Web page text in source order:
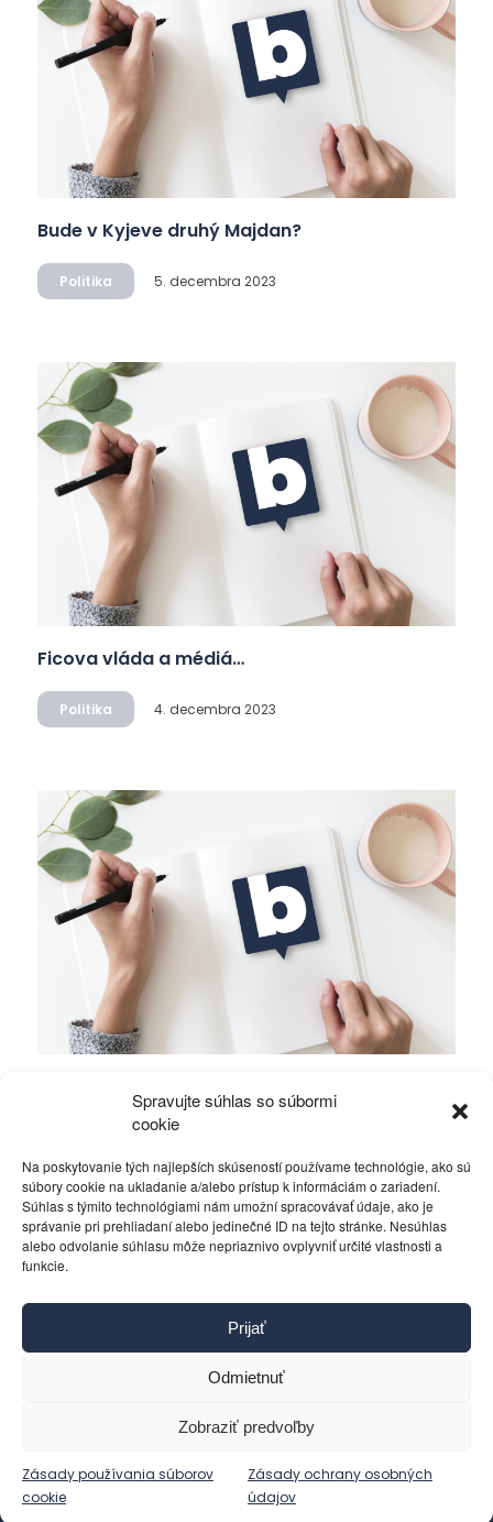
Spravujte súhlas so súbormi
cookie
Na poskytovanie tých najlepších skúseností používame technológie, ako sú
súbory cookie na ukladanie a/alebo prístup k informáciám o zariadení.
Súhlas s týmito technológiami nám umožní spracovávať údaje, ako je
správanie pri prehliadaní alebo jedinečné ID na tejto stránke. Nesúhlas
alebo odvolanie súhlasu môže nepriaznivo ovplyvniť určité vlastnosti a
funkcie.
Prijať
Odmietnuť
Zobraziť predvoľby
Zásady používania súborov
cookie
Zásady ochrany osobných
údajov
Bude v Kyjeve druhý Majdan?
Politika 5. decembra 2023
Ficova vláda a médiá…
Politika 4. decembra 2023
Gerasimovom?
Politika 4. decembra 2023
Kontakt
Pravidlá používania
Ochrana osobných údajov